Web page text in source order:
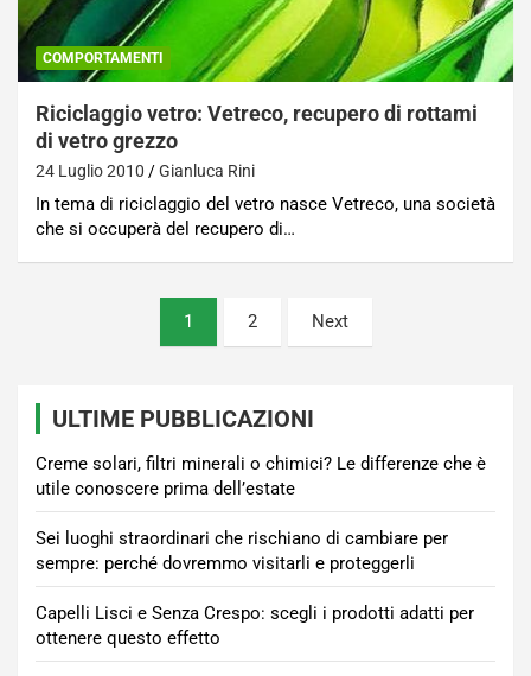
COMPORTAMENTI
Riciclaggio vetro: Vetreco, recupero di rottami
di vetro grezzo
24 Luglio 2010 Gianluca Rini
In tema di riciclaggio del vetro nasce Vetreco, una società
che si occuperà del recupero di…
1 2 Next
ULTIME PUBBLICAZIONI
Creme solari, filtri minerali o chimici? Le differenze che è
utile conoscere prima dell’estate
Sei luoghi straordinari che rischiano di cambiare per
sempre: perché dovremmo visitarli e proteggerli
Capelli Lisci e Senza Crespo: scegli i prodotti adatti per
ottenere questo effetto